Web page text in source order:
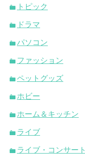
トピック
ドラマ
パソコン
ファッション
ペットグッズ
ホビー
ホーム＆キッチン
ライブ
ライブ・コンサート